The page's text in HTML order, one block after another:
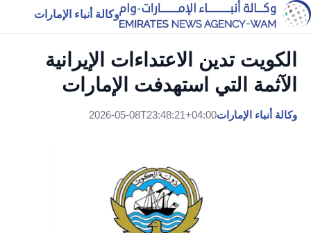
وكالة أنباء الإمارات
الكويت تدين الاعتداءات الإيرانية
الآثمة التي استهدفت الإمارات
وكالة أنباء الإمارات2026-05-08T23:48:21+04:00